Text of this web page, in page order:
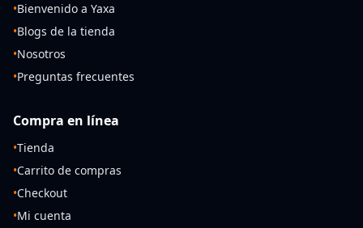
•Bienvenido a Yaxa
•Blogs de la tienda
•Nosotros
•Preguntas frecuentes
Compra en línea
•Tienda
•Carrito de compras
•Checkout
•Mi cuenta